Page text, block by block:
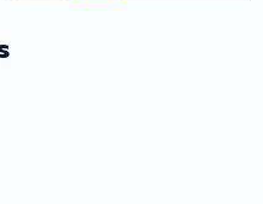
deskundig advies.